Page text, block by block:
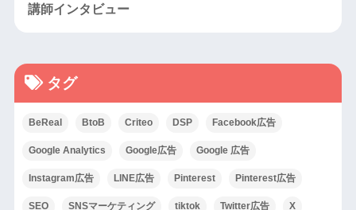
講師インタビュー
タグ
BeReal BtoB Criteo DSP Facebook広告
Google Analytics Google広告 Google 広告
Instagram広告 LINE広告 Pinterest Pinterest広告
SEO SNSマーケティング tiktok Twitter広告 X